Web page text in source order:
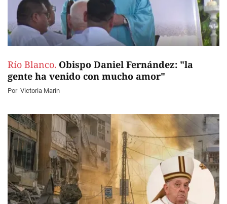
Río Blanco. Obispo Daniel Fernández: "la
gente ha venido con mucho amor"
Por Victoria Marín